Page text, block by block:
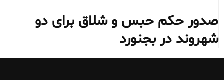
صدور حکم حبس و شلاق برای دو
شهروند در بجنورد